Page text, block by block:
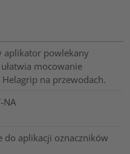
aplikator powlekany
mocowanie
Helagrip na przewodach.
NA
do aplikacji oznaczników